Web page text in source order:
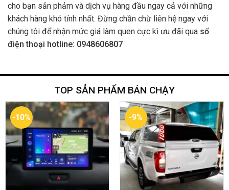
cho bạn sản phảm và dịch vụ hàng đầu ngay cả với những
khách hàng khó tính nhất. Đừng chần chừ liên hệ ngay với
chúng tôi để nhận mức giá làm quen cực kì ưu đãi qua số
điện thoại hotline: 0948606807
TOP SẢN PHẨM BÁN CHẠY
-10% -9%